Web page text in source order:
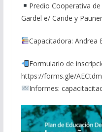
Predio Cooperativa
Gardel e/ Caride y
Capacitadora: Andrea
Formulario de
https://forms.gle/
Informes: